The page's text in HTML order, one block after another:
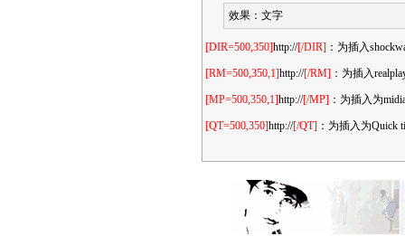
效果： 文字
[DIR=500,350]http://[/DIR] ：为插入
[RM=500,350,1]http://[/RM] ：为插入
[MP=500,350,1]http://[/MP] ：为插入为
[QT=500,350]http://[/QT] ：为插入为Quick